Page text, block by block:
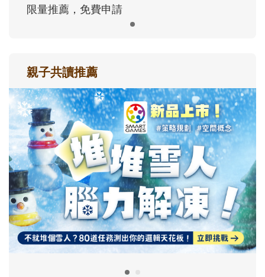
限量推薦，免費申請
親子共讀推薦
最新活動